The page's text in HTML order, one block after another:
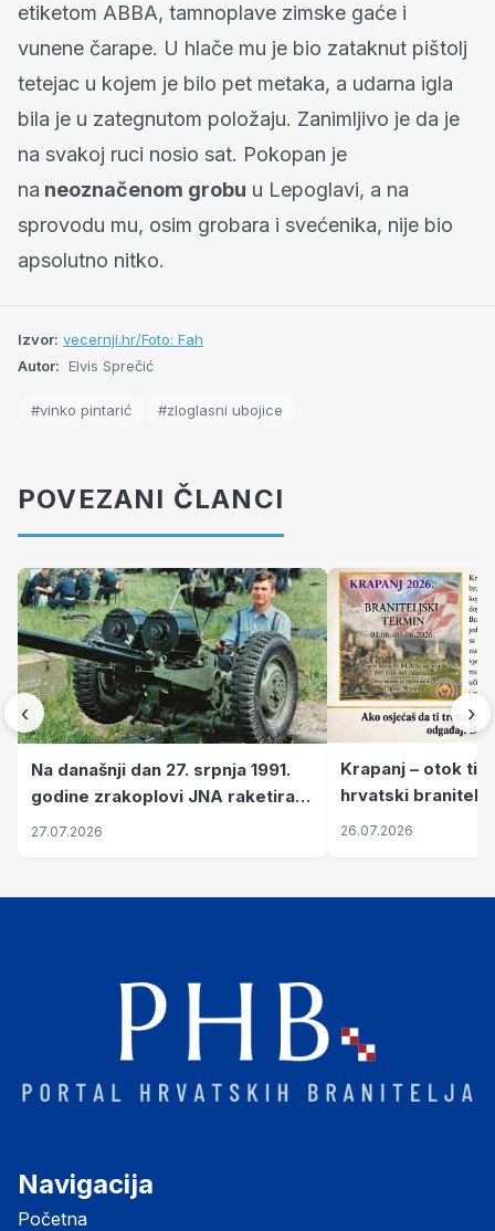
etiketom ABBA, tamnoplave zimske gaće i
vunene čarape. U hlače mu je bio zataknut pištolj
tetejac u kojem je bilo pet metaka, a udarna igla
bila je u zategnutom položaju. Zanimljivo je da je
na svakoj ruci nosio sat. Pokopan je
na neoznačenom grobu u Lepoglavi, a na
sprovodu mu, osim grobara i svećenika, nije bio
apsolutno nitko.
Izvor: vecernji.hr/Foto: Fah
Autor: Elvis Sprečić
#vinko pintarić #zloglasni ubojice
POVEZANI ČLANCI
‹
Na današnji dan 27. srpnja 1991.
godine zrakoplovi JNA raketirali
su vojarnu i obučni centar "Nikola
27.07.2026
Krapanj – otok
hrvatski branitelji
pronalaze mir
26.07.2026
›
Navigacija
Početna